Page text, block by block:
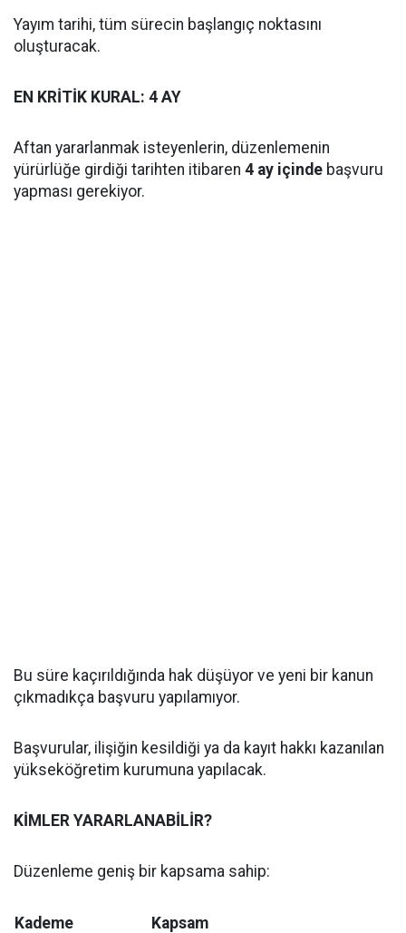
Yayım tarihi, tüm sürecin başlangıç noktasını
oluşturacak.
EN KRİTİK KURAL: 4 AY
Aftan yararlanmak isteyenlerin, düzenlemenin
yürürlüğe girdiği tarihten itibaren 4 ay içinde başvuru
yapması gerekiyor.
Bu süre kaçırıldığında hak düşüyor ve yeni bir kanun
çıkmadıkça başvuru yapılamıyor.
Başvurular, ilişiğin kesildiği ya da kayıt hakkı kazanılan
yükseköğretim kurumuna yapılacak.
KİMLER YARARLANABİLİR?
Düzenleme geniş bir kapsama sahip:
Kademe
Kapsam